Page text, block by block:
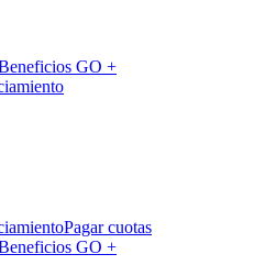
GO +
Pagar cuotas
GO +